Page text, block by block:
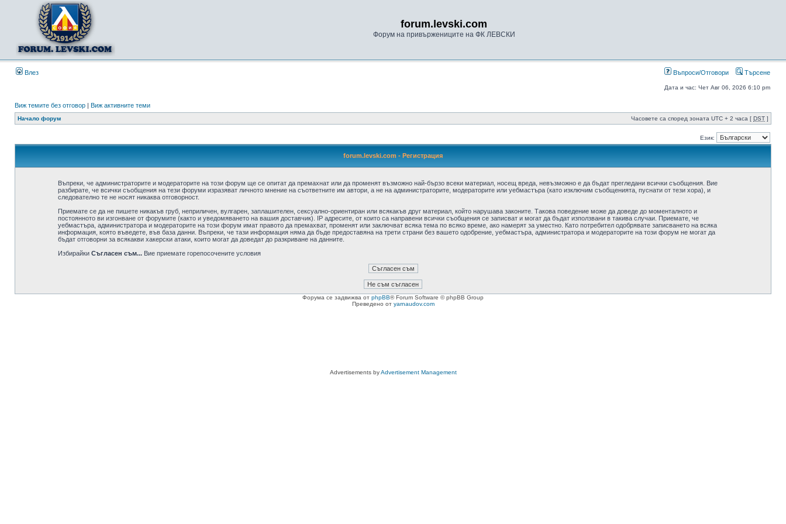
forum.levski.com
Форум на привържениците на ФК ЛЕВСКИ
Влез Въпроси/Отговори Търсене
Дата и час: Чет Авг 06, 2026 6:10 pm
Виж темите без отговор | Виж активните теми
Начало форум Часовете са според зоната UTC + 2 часа [ DST ]
Език:
forum.levski.com - Регистрация
Въпреки, че администраторите и модераторите на този форум ще се опитат да премахнат или да променят възможно най-бързо всеки материал, носещ вреда, невъзможно е да бъдат прегледани всички съобщения. Вие
разбирате, че всички съобщения на тези форуми изразяват личното мнение на съответните им автори, а не на администраторите, модераторите или уебмастъра (като изключим съобщенията, пуснати от тези хора), и
следователно те не носят никаква отговорност.
Приемате се да не пишете никакъв груб, неприличен, вулгарен, заплашителен, сексуално-ориентиран или всякакъв друг материал, който нарушава законите. Такова поведение може да доведе до моменталното и
постоянното ви изгонване от форумите (както и уведомяването на вашия доставчик). IP адресите, от които са направени всички съобщения се записват и могат да бъдат използвани в такива случаи. Приемате, че
уебмастъра, администратора и модераторите на този форум имат правото да премахват, променят или заключват всяка тема по всяко време, ако намерят за уместно. Като потребител одобрявате записването на всяка
информация, която въведете, във база данни. Въпреки, че тази информация няма да бъде предоставяна на трети страни без вашето одобрение, уебмастъра, администратора и модераторите на този форум не могат да
бъдат отговорни за всякакви хакерски атаки, които могат да доведат до разкриване на данните.
Избирайки Съгласен съм...Вие приемате горепосочените условия
Форума се задвижва от phpBB® Forum Software © phpBB Group
Преведено от yarnaudov.com
Advertisements byAdvertisement Management